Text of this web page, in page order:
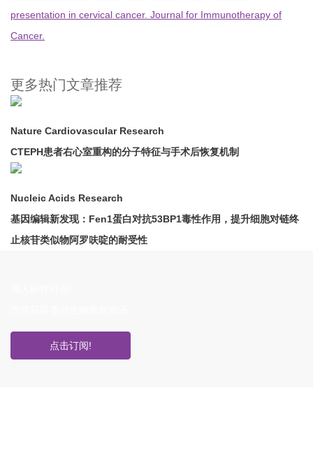
presentation in cervical cancer. Journal for Immunotherapy of
Cancer.
更多热门文章推荐
Nature Cardiovascular Research
CTEPH患者右心室重构的分子特征与手术后恢复机制
Nucleic Acids Research
基因编辑新发现：Fen1蛋白对抗53BP1毒性作用，提升细胞对链终
止核苷类似物阿罗呋啶的耐受性
点击订阅!